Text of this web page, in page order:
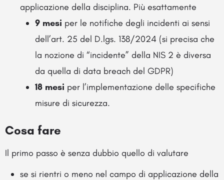
applicazione della disciplina. Più esattamente
9 mesi per le notifiche degli incidenti ai sensi
dell’art. 25 del D.lgs. 138/2024 (si precisa che
la nozione di “incidente” della NIS 2 è diversa
da quella di data breach del GDPR)
18 mesi per l’implementazione delle specifiche
misure di sicurezza.
Cosa fare
Il primo passo è senza dubbio quello di valutare
se si rientri o meno nel campo di applicazione della